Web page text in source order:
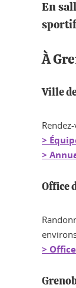
En
À
Ville
>
>
Office
>